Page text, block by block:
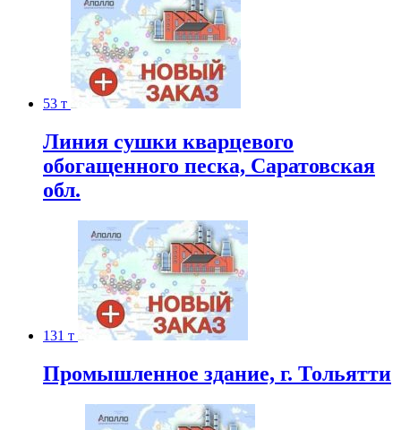
53 т
Линия сушки кварцевого
обогащенного песка, Саратовская
обл.
131 т
Промышленное здание, г. Тольятти